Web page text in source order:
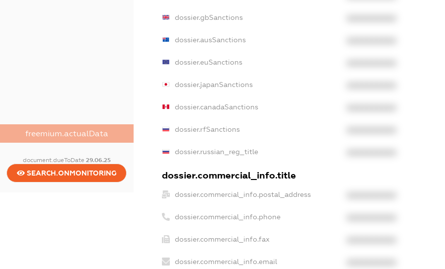
freemium.actualData
document.dueToDate 29.06.25
SEARCH.ONMONITORING
dossier.gbSanctions
dossier.ausSanctions
dossier.euSanctions
dossier.japanSanctions
dossier.canadaSanctions
dossier.rfSanctions
dossier.russian_reg_title
dossier.commercial_info.title
dossier.commercial_info.postal_address
dossier.commercial_info.phone
dossier.commercial_info.fax
dossier.commercial_info.email